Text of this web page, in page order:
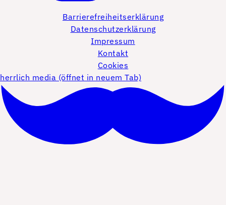
Barrierefreiheitserklärung
Datenschutzerklärung
Impressum
Kontakt
Cookies
herrlich media (öffnet in neuem Tab)